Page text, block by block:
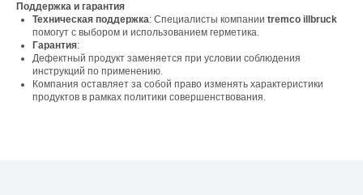
Поддержка и гарантия
Техническая поддержка: Специалисты компании tremco illbruck
помогут с выбором и использованием герметика.
Гарантия:
Дефектный продукт заменяется при условии соблюдения
инструкций по применению.
Компания оставляет за собой право изменять характеристики
продуктов в рамках политики совершенствования.
trade.prime98@list.ru
trade.prime@mail.ru
E-mail:
+7 (927) 911-53-50
+7 (965) 881-85-55